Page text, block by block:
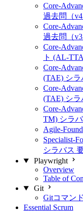
Core-
過去問（
Core-
過去問（
Core-
ト (AL-
Core-
(TAE) シラ
Core-
(TAE) シラ
Core-
TM) シラ
Agile-
Specialist-
シラバス
Playwright
Overview
Table of
Git
Gitコマン
Essential Scrum